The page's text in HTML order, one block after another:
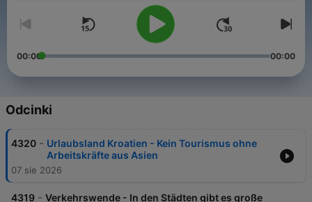
00:00 00:00
Odcinki
4320 - Urlaubsland Kroatien - Kein Tourismus ohne
Arbeitskräfte aus Asien
07 sie 2026
4319 - Verkehrswende - In den Städten gibt es große